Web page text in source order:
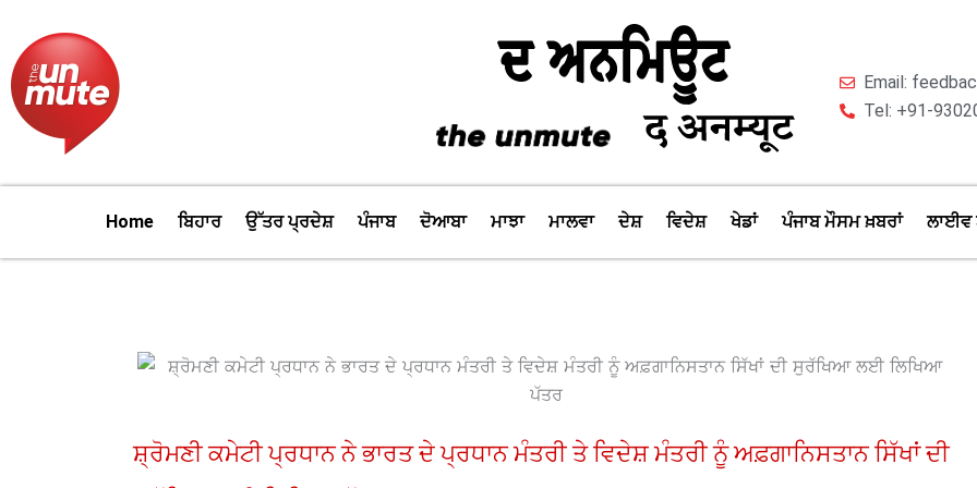
content
Email:
Tel: +91-
Home ਬਿਹਾਰ ਉੱਤਰ ਪ੍ਰਦੇਸ਼ ਪੰਜਾਬ ਦੋਆਬਾ ਮਾਝਾ ਮਾਲਵਾ ਦੇਸ਼ ਵਿਦੇਸ਼ ਖੇਡਾਂ ਪੰਜਾਬ ਮੌਸਮ ਖ਼ਬਰਾਂ ਲਾਈਵ
ਸ਼੍ਰੋਮਣੀ ਕਮੇਟੀ ਪ੍ਰਧਾਨ ਨੇ ਭਾਰਤ ਦੇ ਪ੍ਰਧਾਨ ਮੰਤਰੀ ਤੇ ਵਿਦੇਸ਼ ਮੰਤਰੀ ਨੂੰ ਅਫ਼ਗਾਨਿਸਤਾਨ ਸਿੱਖਾਂ ਦੀ